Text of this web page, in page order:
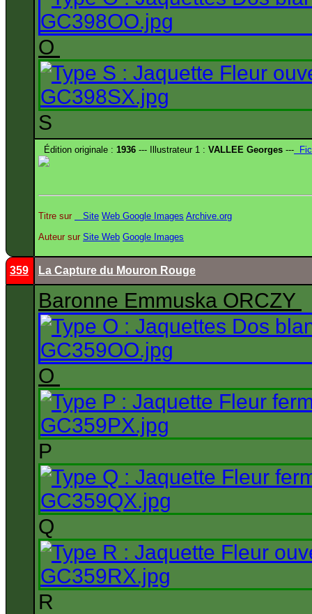
O
S
Édition originale : 1936 --- Illustrateur 1 : VALLEE Georges ---
Titre sur Site Web Google Images Archive.org
Auteur sur Site Web Google Images
359 La Capture du Mouron Rouge
Baronne Emmuska ORCZY
O
P
Q
R